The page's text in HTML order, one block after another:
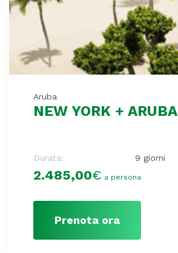
Aruba
NEW YORK + ARUBA
Durata: 9 giorni
2.485,00€ a persona
Prenota ora